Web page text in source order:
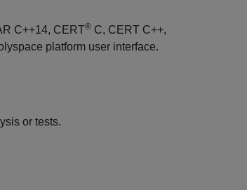
C++14, CERT® C, CERT C++,
platform user interface.
or tests.